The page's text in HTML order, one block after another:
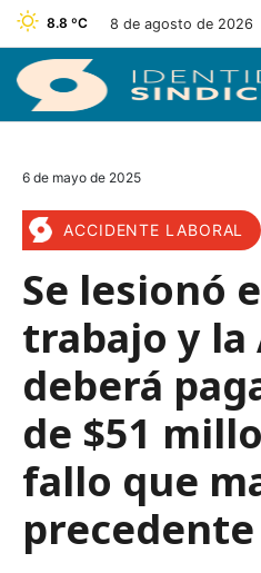
8.8 ºC 8 de agosto de 2026
6 de mayo de 2025
ACCIDENTE LABORAL
Se lesionó
trabajo y la
deberá
de $51
fallo que
precedente